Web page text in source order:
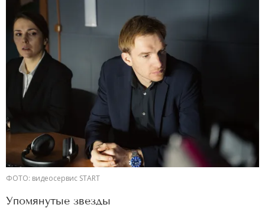
ФОТО: видеосервис START
Упомянутые звезды